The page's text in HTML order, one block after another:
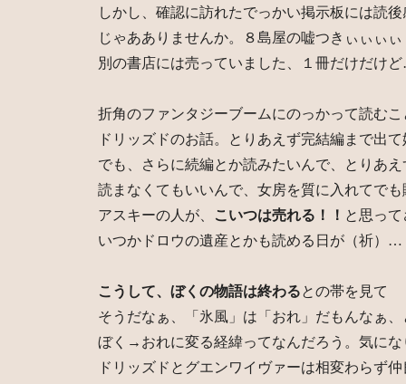
しかし、確認に訪れたでっかい掲示板には読
じゃあありませんか。８島屋の嘘つきぃぃぃ
別の書店には売っていました、１冊だけだけ
折角のファンタジーブームにのっかって読むこ
ドリッズドのお話。とりあえず完結編まで出
でも、さらに続編とか読みたいんで、とりあ
読まなくてもいいんで、女房を質に入れてで
アスキーの人が、
こいつは売れる！！ と思っ
いつかドロウの遺産とかも読める日が（祈）…
こうして、ぼくの物語は終わるとの帯を見て
そうだなぁ、「氷風」は「おれ」だもんなぁ
ぼく→おれに変る経緯ってなんだろう。気にな
ドリッズドとグエンワイヴァーは相変わらず